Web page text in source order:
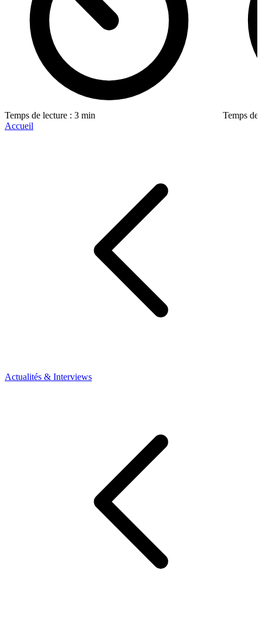
Temps de lecture : 3 min
Temps de
Accueil
Actualités & Interviews